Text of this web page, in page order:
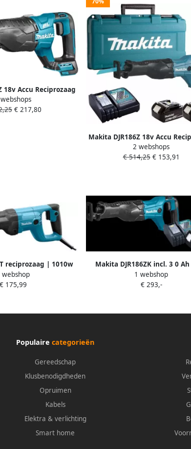
18v Accu Reciprozaag
Body | zonder
en lader DJR187Z
€ 217,80
Makita DJR186Z 18v Accu
Body | zonder accu&apos;s en
koffer DJR186Z
2 webshops
€ 514,25€ 153,91
reciprozaag | 1010w
JR3050T
webshop
€ 175,99
Makita DJR186ZK incl. 3 0 Ah
1 webshop
€ 293,-
Populaire categorieën
Gereedschap
Klusbenodigdheden
Opruimen
Kabels
Elektra & verlichting
Smart home